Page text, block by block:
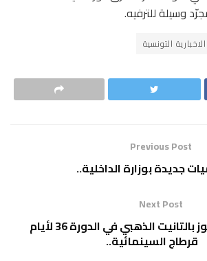
وسيلة للترفيه.
الاخبارية التونسية
Previous Post
جديدة بوزارة الداخلية..
Next Post
«القِصص» يفوز بالتانيت الذهبي في الدورة 36 لأيام
قرطاج السينمائية..